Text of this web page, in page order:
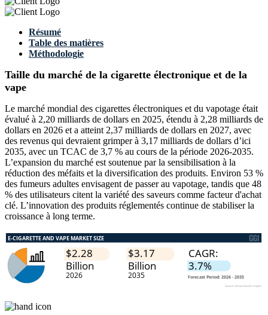
Résumé
Table des matières
Méthodologie
Taille du marché de la cigarette électronique et de la
vape
Le marché mondial des cigarettes électroniques et du vapotage était
évalué à 2,20 milliards de dollars en 2025, étendu à 2,28 milliards de
dollars en 2026 et a atteint 2,37 milliards de dollars en 2027, avec
des revenus qui devraient grimper à 3,17 milliards de dollars d’ici
2035, avec un TCAC de 3,7 % au cours de la période 2026-2035.
L’expansion du marché est soutenue par la sensibilisation à la
réduction des méfaits et la diversification des produits. Environ 53 %
des fumeurs adultes envisagent de passer au vapotage, tandis que 48
% des utilisateurs citent la variété des saveurs comme facteur d'achat
clé. L’innovation des produits réglementés continue de stabiliser la
croissance à long terme.